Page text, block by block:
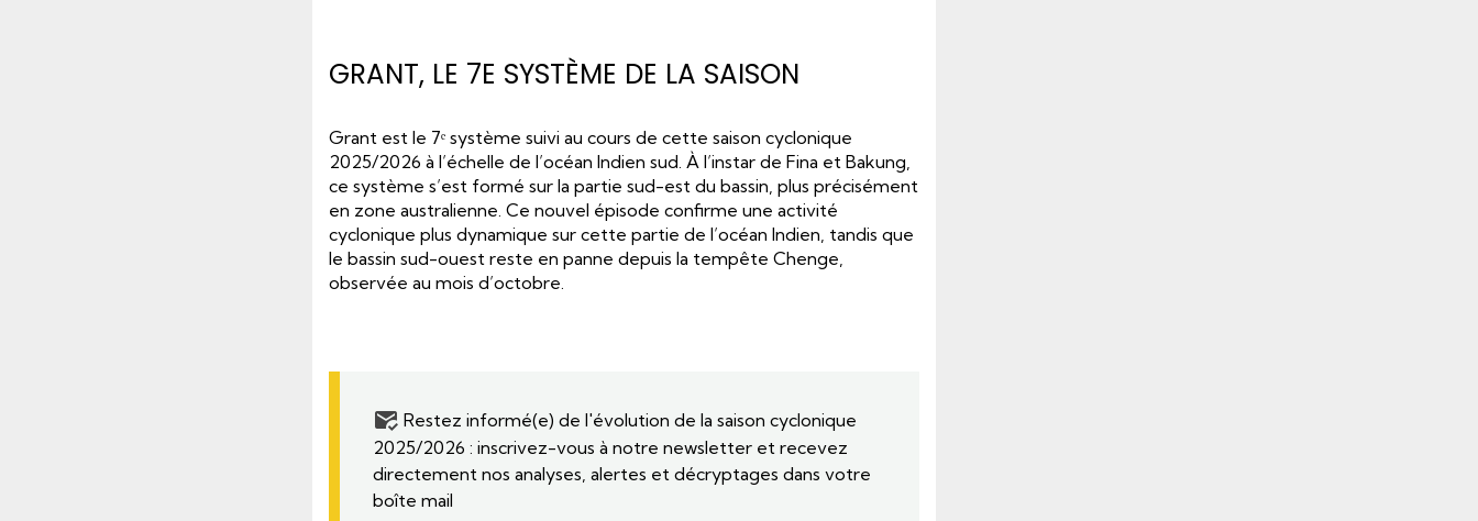
GRANT, LE 7E SYSTÈME DE LA SAISON
Grant est le 7ᵉ système suivi au cours de cette saison cyclonique
2025/2026 à l’échelle de l’océan Indien sud. À l’instar de Fina et Bakung,
ce système s’est formé sur la partie sud-est du bassin, plus précisément
en zone australienne. Ce nouvel épisode confirme une activité
cyclonique plus dynamique sur cette partie de l’océan Indien, tandis que
le bassin sud-ouest reste en panne depuis la tempête Chenge,
observée au mois d’octobre.
Restez informé(e) de l'évolution de la saison cyclonique
2025/2026 : inscrivez-vous à notre newsletter et recevez
directement nos analyses, alertes et décryptages dans votre
boîte mail